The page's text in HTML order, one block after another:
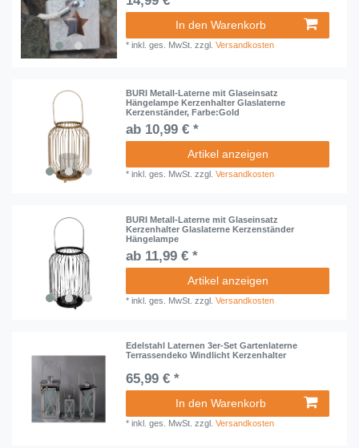
In den Warenkorb
*inkl. ges. MwSt. zzgl.Versandkosten
BURI Metall-Laterne mit Glaseinsatz
Hängelampe Kerzenhalter Glaslaterne
Kerzenständer, Farbe:Gold
ab 10,99 € *
Artikel anzeigen
*inkl. ges. MwSt. zzgl.Versandkosten
BURI Metall-Laterne mit Glaseinsatz
Kerzenhalter Glaslaterne Kerzenständer
Hängelampe
ab 11,99 € *
Artikel anzeigen
*inkl. ges. MwSt. zzgl.Versandkosten
Edelstahl Laternen 3er-Set Gartenlaterne
Terrassendeko Windlicht Kerzenhalter
65,99 € *
In den Warenkorb
*inkl. ges. MwSt. zzgl.Versandkosten